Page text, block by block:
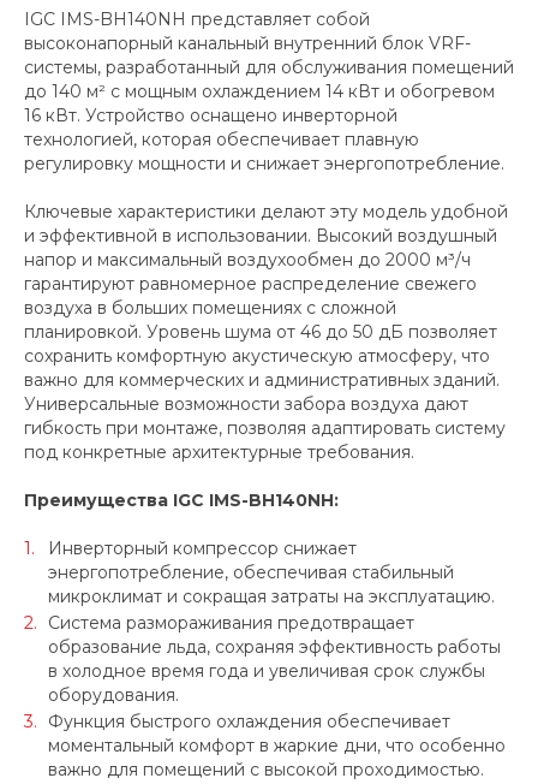
IGC IMS-BH140NH представляет собой
высоконапорный канальный внутренний блок VRF-
системы, разработанный для обслуживания помещений
до 140 м² с мощным охлаждением 14 кВт и обогревом
16 кВт. Устройство оснащено инверторной
технологией, которая обеспечивает плавную
регулировку мощности и снижает энергопотребление.
Ключевые характеристики делают эту модель удобной
и эффективной в использовании. Высокий воздушный
напор и максимальный воздухообмен до 2000 м³/ч
гарантируют равномерное распределение свежего
воздуха в больших помещениях с сложной
планировкой. Уровень шума от 46 до 50 дБ позволяет
сохранить комфортную акустическую атмосферу, что
важно для коммерческих и административных зданий.
Универсальные возможности забора воздуха дают
гибкость при монтаже, позволяя адаптировать систему
под конкретные архитектурные требования.
Преимущества IGC IMS-BH140NH:
Инверторный компрессор снижает
энергопотребление, обеспечивая стабильный
микроклимат и сокращая затраты на эксплуатацию.
Система размораживания предотвращает
образование льда, сохраняя эффективность работы
в холодное время года и увеличивая срок службы
оборудования.
Функция быстрого охлаждения обеспечивает
моментальный комфорт в жаркие дни, что особенно
важно для помещений с высокой проходимостью.